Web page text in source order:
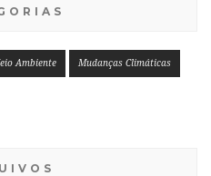
Ambiente Mudanças Climáticas